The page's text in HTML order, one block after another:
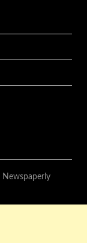
Newspaperly